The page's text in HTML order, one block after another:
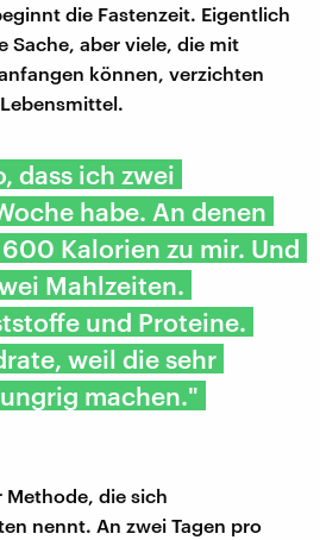
die Fastenzeit. Eigentlich
Sache, aber viele, die mit
können, verzichten
dass ich zwei
habe. An denen
Kalorien zu mir. Und
Mahlzeiten.
und Proteine.
weil die sehr
machen."
Methode, die sich
nennt. An zwei Tagen pro